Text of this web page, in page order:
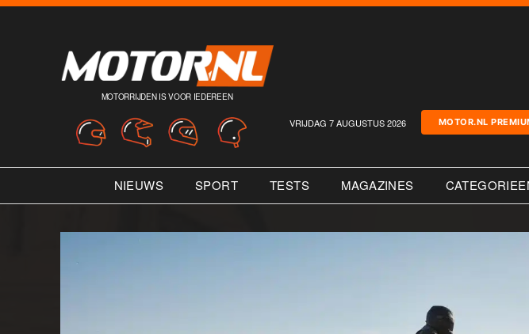
MOTORRIJDEN IS VOOR IEDEREEN
VRIJDAG 7 AUGUSTUS 2026 MOTOR.NL
NIEUWS SPORT TESTS MAGAZINES